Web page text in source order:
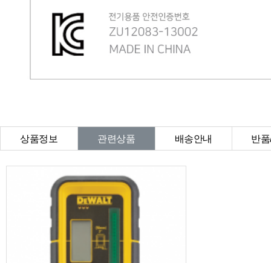
상품정보 관련상품 배송안내 반